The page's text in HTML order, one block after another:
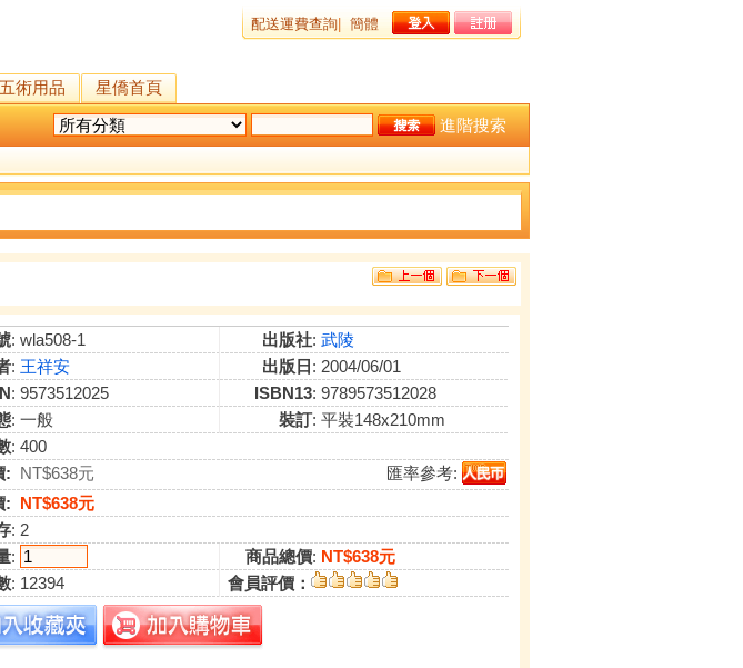
配送運費查詢 簡體
術用品
星僑首頁
進階搜索
: wla508-1 出版社: 武陵
: 王祥安 出版日 : 2004/06/01
: 9573512025 ISBN13: 9789573512028
: 一般 裝訂: 平裝148x210mm
: 400
: NT$638元
匯率參考:
: NT$638元
: 2
: 商品總價: NT$638元
: 12394 會員評價：